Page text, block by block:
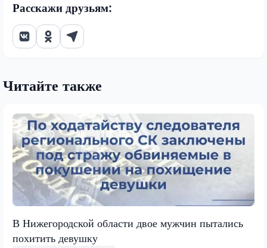
Расскажи друзьям:
Читайте также
В Нижегородской области двое мужчин пытались
похитить девушку